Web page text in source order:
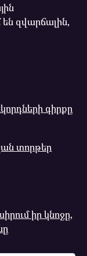
զվարճալին,
գիրքը
տորթեր
իր կնոջը,